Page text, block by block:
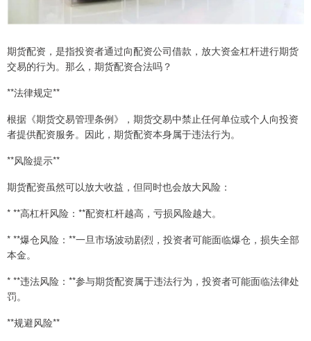
期货配资，是指投资者通过向配资公司借款，放大资金杠杆进行期货
交易的行为。那么，期货配资合法吗？
**法律规定**
根据《期货交易管理条例》，期货交易中禁止任何单位或个人向投资
者提供配资服务。因此，期货配资本身属于违法行为。
**风险提示**
期货配资虽然可以放大收益，但同时也会放大风险：
* **高杠杆风险：**配资杠杆越高，亏损风险越大。
* **爆仓风险：**一旦市场波动剧烈，投资者可能面临爆仓，损失全部
本金。
* **违法风险：**参与期货配资属于违法行为，投资者可能面临法律处
罚。
**规避风险**